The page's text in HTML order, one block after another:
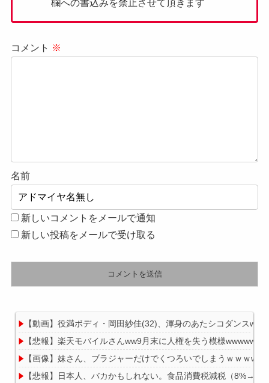
欄への書込みを禁止させて頂きます
コメント ※
名前
新しいコメントをメールで通知
新しい投稿をメールで受け取る
【動画】役満ボディ・岡田紗佳(32)、渾身のあたシコダンス
【悲報】楽天モバイルさんww9月末に人権を失う模様wwwww
【画像】妹さん、ブラジャーだけでくつろいでしまうｗｗｗw
【悲報】日本人、バカかもしれない。食品消費税減税（